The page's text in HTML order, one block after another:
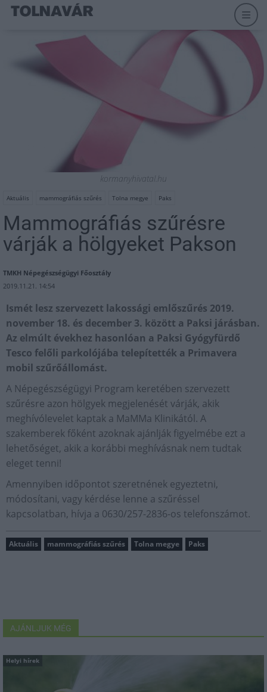
kormanyhivatal.hu
Aktuális mammográfiás szűrés Tolna megye Paks
Mammográfiás szűrésre
várják a hölgyeket Pakson
TMKH Népegészségügyi Főosztály
2019.11.21. 14:54
Ismét lesz szervezett lakossági emlőszűrés 2019.
november 18. és december 3. között a Paksi járásban.
Az elmúlt évekhez hasonlóan a Paksi Gyógyfürdő
Tesco felőli parkolójába telepítették a Primavera
mobil szűrőállomást.
A Népegészségügyi Program keretében szervezett
szűrésre azon hölgyek megjelenését várják, akik
meghívólevelet kaptak a MaMMa Klinikától. A
szakemberek főként azoknak ajánlják figyelmébe ezt a
lehetőséget, akik a korábbi meghívásnak nem tudtak
eleget tenni!
Amennyiben időpontot szeretnének egyeztetni,
módosítani, vagy kérdése lenne a szűréssel
kapcsolatban, hívja a 0630/257-2836-os telefonszámot.
Aktuális mammográfiás szűrés Tolna megye Paks
AJÁNLJUK MÉG
Helyi hírek